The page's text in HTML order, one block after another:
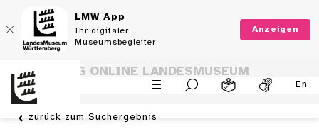
LMW App
Ihr digitaler
Museumsbegleiter
Anzeigen
En
SAMMLUNG ONLINE LANDESMUSEUM
WÜRTTEMBERG
zurück zum Suchergebnis